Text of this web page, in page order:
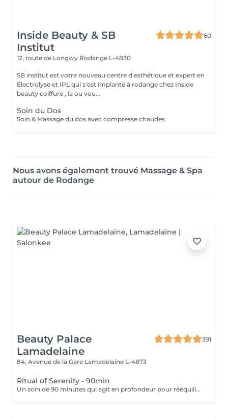
Inside Beauty & SB
Institut
60
12, route de Longwy Rodange L-4830
SB institut est votre nouveau centre d esthétique et expert en
Électrolyse et IPL qui s'est implanté à rodange chez Inside
beauty coiffure , la ou vou...
Soin du Dos
Soin & Massage du dos avec compresse chaudes
Nous avons également trouvé Massage & Spa
autour de Rodange
Beauty Palace
Lamadelaine
391
84, Avenue de la Gare Lamadelaine L-4873
Ritual of Serenity - 90min
Un soin de 90 minutes qui agit en profondeur pour rééquilibrer corps et esprit. Il combine un massage intensif du cuir chevelu, des manuvres enveloppantes sur la nuque, les épaules et le haut du dos, ainsi que l'utilisation de serviettes chaudes et d'huiles aromatiques apaisantes. Idéal en période de fatigue ou de stress chronique, ce rituel favorise le sommeil, libère les tensions musculaires et revitalise le cuir chevelu. Un séchage professionnel des cheveux est inclus à la fin, pour prolonger le bien-être jusqu'à la dernière minute.